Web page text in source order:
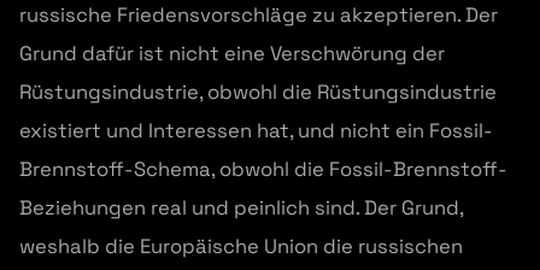
russische Friedensvorschläge zu akzeptieren. Der
Grund dafür ist nicht eine Verschwörung der
Rüstungsindustrie, obwohl die Rüstungsindustrie
existiert und Interessen hat, und nicht ein Fossil-
Brennstoff-Schema, obwohl die Fossil-Brennstoff-
Beziehungen real und peinlich sind. Der Grund,
weshalb die Europäische Union die russischen